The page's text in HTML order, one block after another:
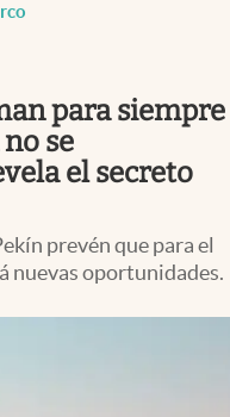
para siempre
no se
el secreto
prevén que para el
nuevas oportunidades.